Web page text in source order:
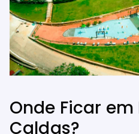
Onde Ficar em
Caldas?